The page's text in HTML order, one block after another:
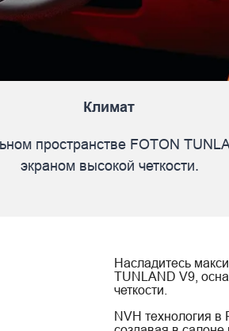
Климат
пространстве FOTON
экраном высокой четкости.
Насладитесь
TUNLAND V9,
четкости.
NVH технология